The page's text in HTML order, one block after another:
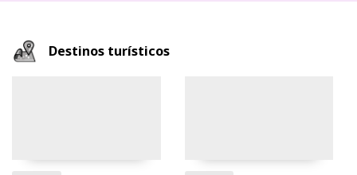
Destinos turísticos